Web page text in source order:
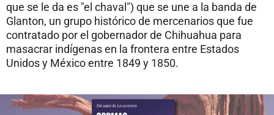
que se le da es "el chaval") que se une a la banda de
Glanton, un grupo histórico de mercenarios que fue
contratado por el gobernador de Chihuahua para
masacrar indígenas en la frontera entre Estados
Unidos y México entre 1849 y 1850.